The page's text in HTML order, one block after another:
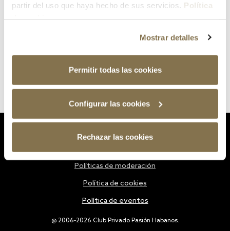
partir del uso que haya hecho de sus servicios. Política
Mostrar detalles
Permitir todas las cookies
Configurar las cookies
Rechazar las cookies
@ 2006-2026 Club Privado Pasión Habanos.
Políticas de moderación
Política de cookies
Política de eventos